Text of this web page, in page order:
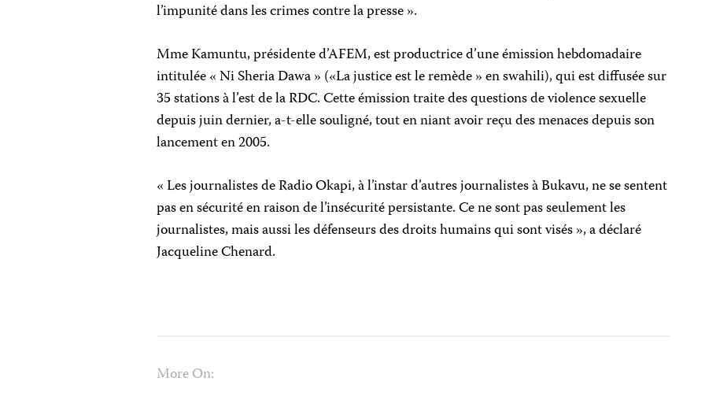
l’impunité dans les crimes contre la presse ».
Mme Kamuntu, présidente d’AFEM, est productrice d’une émission hebdomadaire
intitulée « Ni Sheria Dawa » («La justice est le remède » en swahili), qui est diffusée sur
35 stations à l’est de la RDC. Cette émission traite des questions de violence sexuelle
depuis juin dernier, a-t-elle souligné, tout en niant avoir reçu des menaces depuis son
lancement en 2005.
« Les journalistes de Radio Okapi, à l’instar d’autres journalistes à Bukavu, ne se sentent
pas en sécurité en raison de l’insécurité persistante. Ce ne sont pas seulement les
journalistes, mais aussi les défenseurs des droits humains qui sont visés », a déclaré
Jacqueline Chenard.
More On: